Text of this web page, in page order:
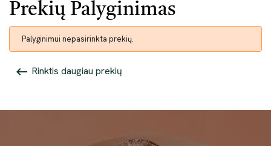
Prekių Palyginimas
Palyginimui nepasirinkta prekių.
 Rinktis daugiau prekių